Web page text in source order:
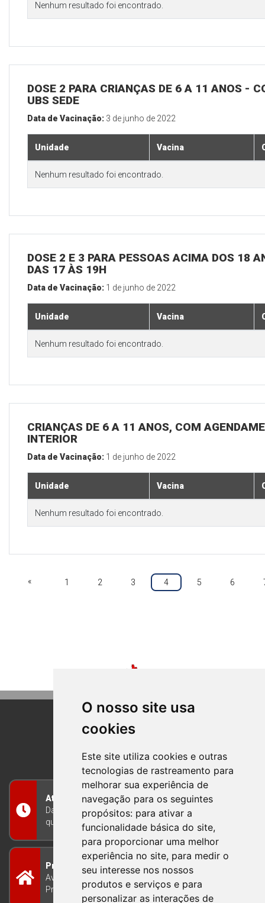
O nosso site usa
cookies
Este site utiliza cookies e outras
tecnologias de rastreamento para
melhorar sua experiência de
navegação para os seguintes
propósitos: para ativar a
funcionalidade básica do site,
para proporcionar uma melhor
experiência no site, para medir o
seu interesse nos nossos
produtos e serviços e para
personalizar as interações de
Nenhum resultado foi encontrado.
DOSE 2 PARA CRIANÇAS DE 6 A 11 ANOS -
UBS SEDE
Data de Vacinação: 3 de junho de 2022
Unidade Vacina
Nenhum resultado foi encontrado.
DOSE 2 E 3 PARA PESSOAS ACIMA DOS 18
DAS 17 ÀS 19H
Data de Vacinação: 1 de junho de 2022
Unidade Vacina
Nenhum resultado foi encontrado.
CRIANÇAS DE 6 A 11 ANOS, COM
INTERIOR
Data de Vacinação: 1 de junho de 2022
Unidade Vacina
Nenhum resultado foi encontrado.
« 1 2 3 4 5 6
BOM PRINCIPIO
RIO GRANDE DO SUL
Atendimento
Das 8h às 12h e das 13h às 17h30, de segunda a
quinta-feira, e nas sextas-feiras das 7h às 13h
Prefeitura Municipal
Avenida Guilherme Winter 65 - Centro Bom
Princípio/RS - Brasil CEP 95765-000